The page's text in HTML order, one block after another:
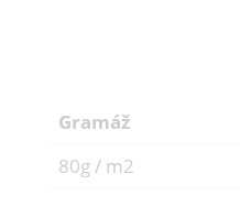
Gramáž
80g / m2